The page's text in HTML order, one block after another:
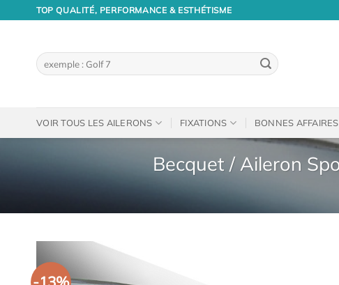
TOP QUALITÉ, PERFORMANCE & ESTHÉTISME
Recherche
pour :
VOIR TOUS LES AILERONS FIXATIONS BONNES AFFAIRES
Becquet / Aileron
-13%